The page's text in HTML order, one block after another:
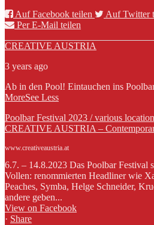
Auf Facebook teilen
Auf Twitter
Per E-Mail teilen
CREATIVE AUSTRIA
3 years ago
Ab in den Pool! Eintauchen ins
MoreSee Less
Poolbar Festival 2023 / various
CREATIVE AUSTRIA –
www.creativeaustria.at
6.7. – 14.8.2023 Das Poolbar Festival
Vollen: renommierten Headliner wie
Peaches, Symba, Helge Schneider,
andere geben...
View on Facebook
· Share